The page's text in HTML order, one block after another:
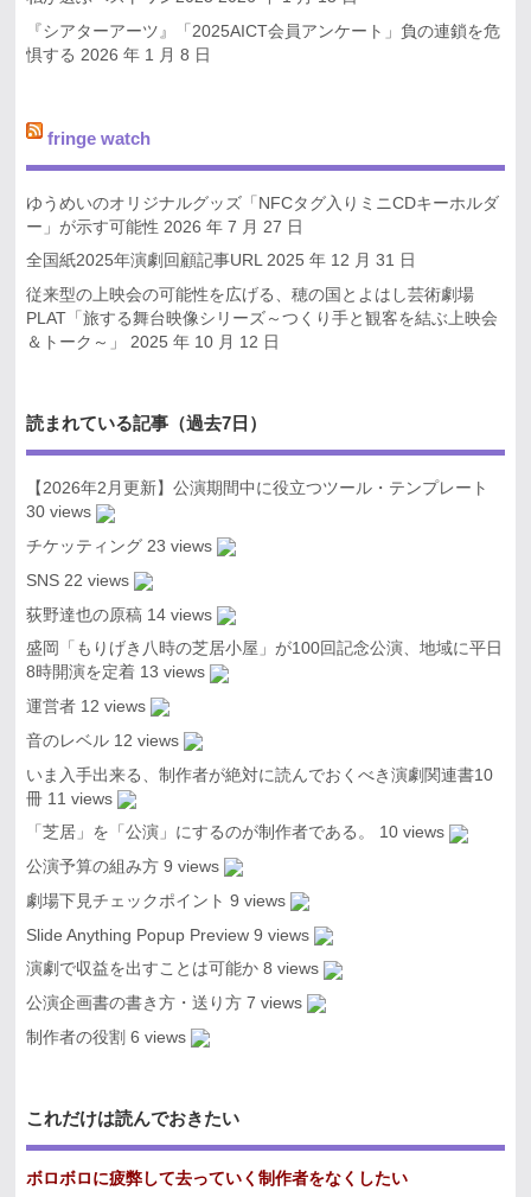
『シアターアーツ』「2025AICT会員アンケート」負の連鎖を危
惧する 2026 年 1 月 8 日
fringe watch
ゆうめいのオリジナルグッズ「NFCタグ入りミニCDキーホルダ
ー」が示す可能性 2026 年 7 月 27 日
全国紙2025年演劇回顧記事URL 2025 年 12 月 31 日
従来型の上映会の可能性を広げる、穂の国とよはし芸術劇場
PLAT「旅する舞台映像シリーズ～つくり手と観客を結ぶ上映会
＆トーク～」
2025 年 10 月 12 日
読まれている記事（過去7日）
【2026年2月更新】公演期間中に役立つツール・テンプレート
30 views
チケッティング 23 views
SNS 22 views
荻野達也の原稿 14 views
盛岡「もりげき八時の芝居小屋」が100回記念公演、地域に平日
8時開演を定着 13 views
運営者 12 views
音のレベル 12 views
いま入手出来る、制作者が絶対に読んでおくべき演劇関連書10
冊 11 views
「芝居」を「公演」にするのが制作者である。
10 views
公演予算の組み方 9 views
劇場下見チェックポイント 9 views
Slide Anything Popup Preview 9 views
演劇で収益を出すことは可能か 8 views
公演企画書の書き方・送り方 7 views
制作者の役割 6 views
これだけは読んでおきたい
ボロボロに疲弊して去っていく制作者をなくしたい